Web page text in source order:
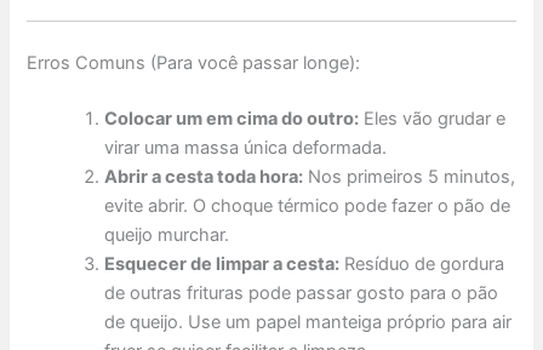
Erros Comuns (Para você passar longe):
Colocar um em cima do outro: Eles vão grudar e
virar uma massa única deformada.
Abrir a cesta toda hora: Nos primeiros 5 minutos,
evite abrir. O choque térmico pode fazer o pão de
queijo murchar.
Esquecer de limpar a cesta: Resíduo de gordura
de outras frituras pode passar gosto para o pão
de queijo. Use um papel manteiga próprio para air